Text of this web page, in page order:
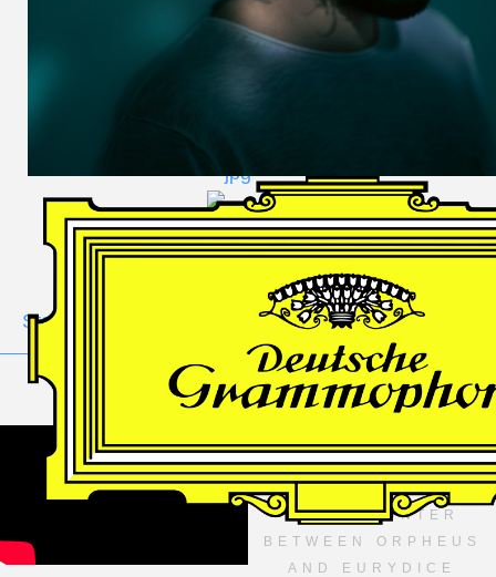
Andrè Schuen,
Baritone
Stage Duo
VIDEO
Dutch National Opera
MANFRED TROJAHN –
AN ENCOUNTER
BETWEEN ORPHEUS
AND EURYDICE